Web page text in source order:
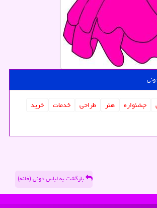
جشنواره هنر طراحی خدمات
خرید
بازگشت به لباس دونی (خانه)